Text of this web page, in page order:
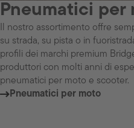
Pneumatici per
Il nostro assortimento offre
su strada, su pista o in
profili dei marchi premium
produttori con molti anni di
pneumatici per moto e scooter.
Pneumatici per moto